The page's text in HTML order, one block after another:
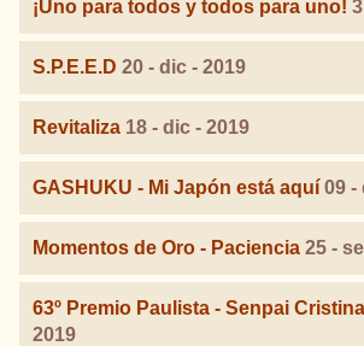
¡Uno para todos y todos para uno!
S.P.E.E.D 20 - dic - 2019
Revitaliza 18 - dic - 2019
GASHUKU - Mi Japón está aquí 09 -
Momentos de Oro - Paciencia 25 -
63º Premio Paulista - Senpai Cristina
2019